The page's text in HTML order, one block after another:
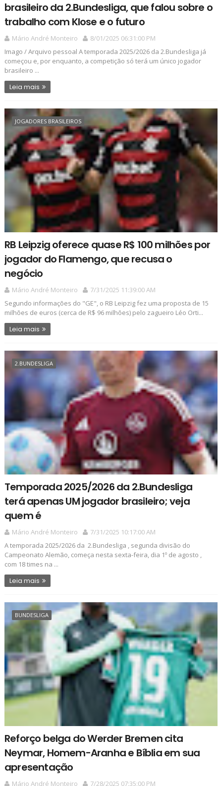
brasileiro da 2.Bundesliga, que falou sobre o
trabalho com Klose e o futuro
Mário André Monteiro
8/01/2025 06:31:00 PM
Imago / Arquivo pessoal A temporada 2025/2026 da 2.Bundesliga já
começou e, por enquanto, a competição só terá um único jogador
brasileiro ...
Leia mais
JOGADORES BRASILEIROS
RB Leipzig oferece quase R$ 100 milhões por
jogador do Flamengo, que recusa o
negócio
Mário André Monteiro
7/31/2025 11:39:00 AM
Segundo informações do "GE", o RB Leipzig fez uma proposta de 15
milhões de euros (cerca de R$ 96 milhões) pelo zagueiro Léo Orti...
Leia mais
2.BUNDESLIGA
Temporada 2025/2026 da 2.Bundesliga
terá apenas UM jogador brasileiro; veja
quem é
Mário André Monteiro
7/31/2025 10:17:00 AM
A temporada 2025/2026 da 2.Bundesliga , segunda divisão do
Campeonato Alemão, começa nesta sexta-feira, dia 1º de agosto ,
com 18 times na ...
Leia mais
BUNDESLIGA
Reforço belga do Werder Bremen cita
Neymar, Homem-Aranha e Bíblia em sua
apresentação
Mário André Monteiro 7/28/2025 07:35:00 PM